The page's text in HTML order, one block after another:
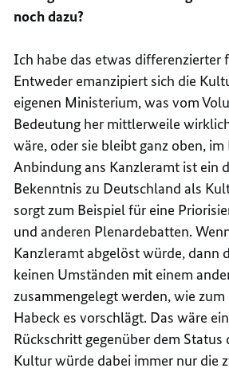
noch dazu?
Ich habe das etwas differenzierter
Entweder emanzipiert sich die
eigenen Ministerium, was vom
Bedeutung her mittlerweile
wäre, oder sie bleibt ganz oben,
Anbindung ans Kanzleramt ist ein
Bekenntnis zu Deutschland als
sorgt zum Beispiel für eine
und anderen Plenardebatten.
Kanzleramt abgelöst würde, dann
keinen Umständen mit einem
zusammengelegt werden, wie
Habeck es vorschlägt. Das wäre
Rückschritt gegenüber dem Status
Kultur würde dabei immer nur die